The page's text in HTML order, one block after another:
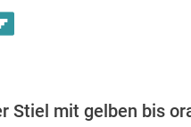
Stiel mit gelben bis